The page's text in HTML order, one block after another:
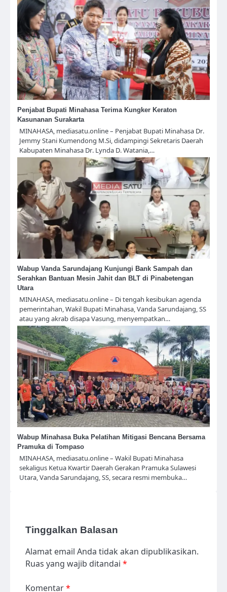
Penjabat Bupati Minahasa Terima Kungker Keraton
Kasunanan Surakarta
MINAHASA, mediasatu.online – Penjabat Bupati Minahasa Dr.
Jemmy Stani Kumendong M.Si, didampingi Sekretaris Daerah
Kabupaten Minahasa Dr. Lynda D. Watania,…
Wabup Vanda Sarundajang Kunjungi Bank Sampah dan
Serahkan Bantuan Mesin Jahit dan BLT di Pinabetengan
Utara
MINAHASA, mediasatu.online – Di tengah kesibukan agenda
pemerintahan, Wakil Bupati Minahasa, Vanda Sarundajang, SS
atau yang akrab disapa Vasung, menyempatkan…
Wabup Minahasa Buka Pelatihan Mitigasi Bencana Bersama
Pramuka di Tompaso
MINAHASA, mediasatu.online – Wakil Bupati Minahasa
sekaligus Ketua Kwartir Daerah Gerakan Pramuka Sulawesi
Utara, Vanda Sarundajang, SS, secara resmi membuka…
Tinggalkan Balasan
Alamat email Anda tidak akan dipublikasikan.
Ruas yang wajib ditandai *
Komentar*